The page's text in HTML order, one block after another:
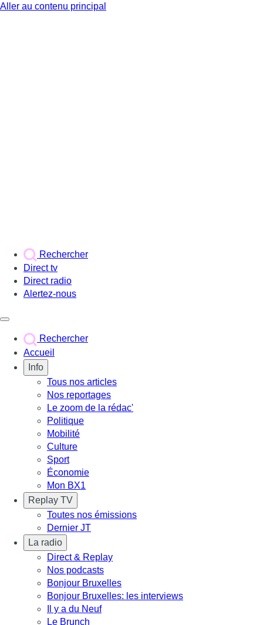
Aller au contenu principal
Rechercher
Direct tv
Direct radio
Alertez-nous
Rechercher
Accueil
Info
Tous nos articles
Nos reportages
Le zoom de la rédac'
Politique
Mobilité
Culture
Sport
Économie
Mon BX1
Replay TV
Toutes nos émissions
Dernier JT
La radio
Direct & Replay
Nos podcasts
Bonjour Bruxelles
Bonjour Bruxelles: les interviews
Il y a du Neuf
Le Brunch